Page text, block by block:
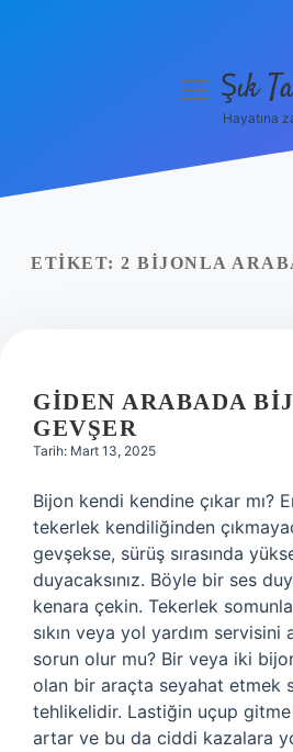
Yasal Uyarı
menüyü
Şık
Hayatına
ETIKET: 2 BIJONLA
GIDEN ARABADA
GEVŞER
Tarih: Mart 13, 2025
Bijon kendi kendine çıkar mı?
tekerlek kendiliğinden
gevşekse, sürüş sırasında
duyacaksınız. Böyle bir ses
kenara çekin. Tekerlek
sıkın veya yol yardım servisini
sorun olur mu? Bir veya iki
olan bir araçta seyahat etmek
tehlikelidir. Lastiğin uçup
artar ve bu da ciddi kazalara